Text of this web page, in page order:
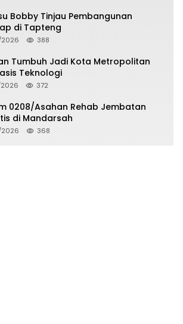
Bobby Tinjau Pembangunan
di Tapteng
388
Tumbuh Jadi Kota Metropolitan
Teknologi
372
0208/Asahan Rehab Jembatan
di Mandarsah
368